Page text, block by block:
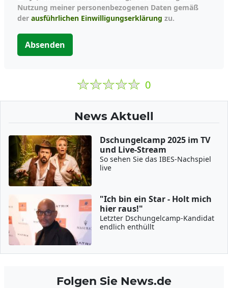
Nutzung meiner personenbezogenen Daten gemäß
der ausführlichen Einwilligungserklärung zu.
Absenden
0
News Aktuell
Dschungelcamp 2025 im TV
und Live-Stream
So sehen Sie das IBES-Nachspiel
live
"Ich bin ein Star - Holt mich
hier raus!"
Letzter Dschungelcamp-Kandidat
endlich enthüllt
Folgen Sie News.de